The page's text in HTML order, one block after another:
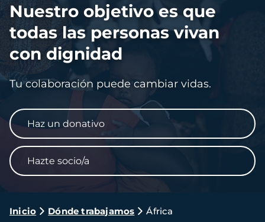
Imagen
Nuestro objetivo es que
todas las personas vivan
con dignidad
Tu colaboración puede cambiar vidas.
Haz un donativo
Hazte socio/a
Ruta
Inicio Dónde trabajamos África